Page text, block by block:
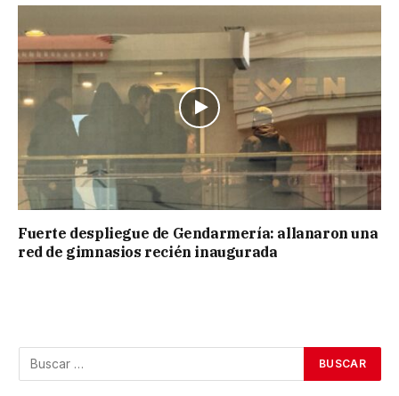
Fuerte despliegue de Gendarmería: allanaron una
red de gimnasios recién inaugurada